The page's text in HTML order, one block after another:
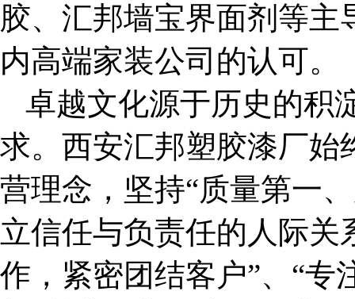
胶、汇邦墙宝界面剂等
内高端家装公司的认可。
卓越文化源于历史的积
求。西安汇邦塑胶漆厂始
营理念，坚持“质量第一
立信任与负责任的人际关
作，紧密团结客户”、“专